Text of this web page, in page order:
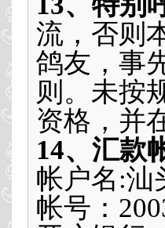
流，否则
鸽友，事
则。未按
资格，并
14、汇款
帐户名:汕
帐号：